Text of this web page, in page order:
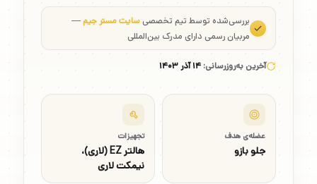
بررسی‌شده توسط تیم تخصصیسایت مستر جیم—
مربیان رسمی دارای مدرک بین‌المللی
آخرین به‌روزرسانی:۱۴ آذر ۱۴۰۳
عضله‌ی هدف
جلو بازو
تجهیزات
هالتر EZ (لاری)،
نیمکت لاری